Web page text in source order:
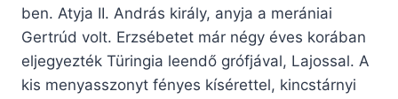
ben. Atyja II. András király, anyja a merániai
Gertrúd volt. Erzsébetet már négy éves korában
eljegyezték Türingia leendő grófjával, Lajossal. A
kis menyasszonyt fényes kísérettel, kincstárnyi